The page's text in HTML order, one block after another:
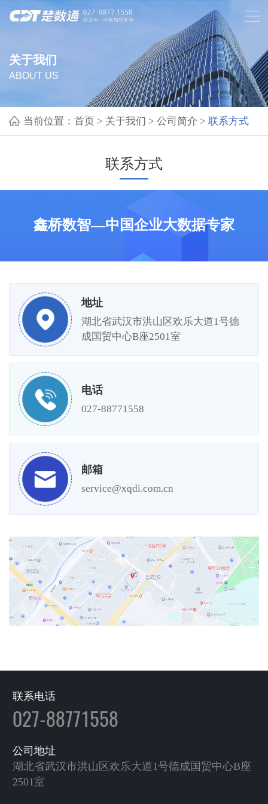
关于我们
ABOUT US
当前位置： 首页> 关于我们 > 公司简介 > 联系方式
联系方式
鑫桥数智—中国企业大数据专家
地址
湖北省武汉市洪山区欢乐大道1号德
成国贸中心B座2501室
电话
027-88771558
邮箱
service@xqdi.com.cn
联系电话
027-88771558
公司地址
湖北省武汉市洪山区欢乐大道1号德成国贸中心B座
2501室